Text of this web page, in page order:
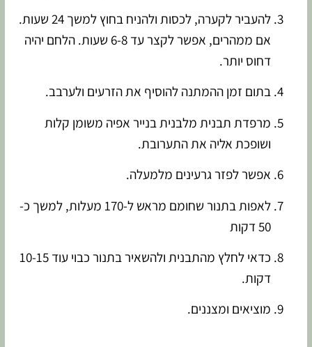
להעביר לקערה, לכסות ולהניח בחוץ למשך 24 שעות.
אם ממהרים, אפשר לקצר עד 6-8 שעות. הלחם יהיה
דחוס יותר.
בתום זמן ההמתנה להוסיף את הזרעים ולערבב.
מרפדת תבנית מלבנית בנייר אפיה משומן קלות
ושופכת אליה את התערובת.
אפשר לפזר גרעינים מלמעלה.
לאפות בתנור שחומם מראש ל-170 מעלות, למשך כ-
50 דקות
כדאי לחלץ מהתבנית ולהשאיר בתנור כבוי עוד 10-15
דקות.
מוציאים ומצננים.